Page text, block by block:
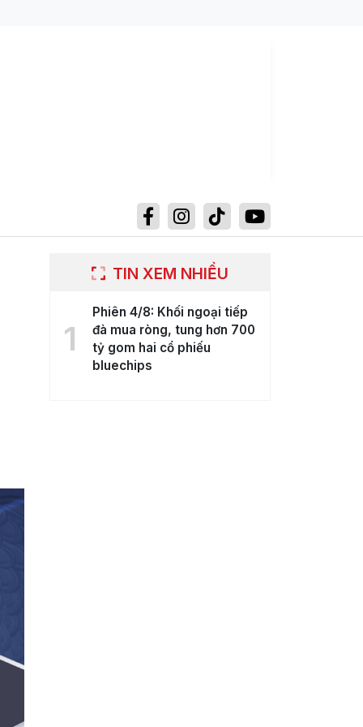
TIN XEM NHIỀU
1
Phiên 4/8: Khối ngoại tiếp
đà mua ròng, tung hơn 700
tỷ gom hai cổ phiếu
bluechips